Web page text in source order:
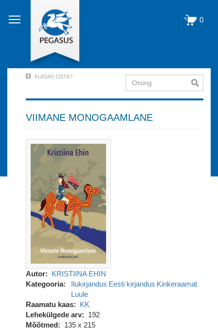
edasi
põhisisu
0
Account
Menu
out)
KUIDAS OSTA? Otsing
VIIMANE MONOGAAMLANE
Autor
KRISTIINA EHIN
Kategooria
Ilukirjandus Eesti kirjandus Kinkeraamat
Luule
Raamatu kaas
KK
Lehekülgede arv
192
Mõõtmed
135 x 215